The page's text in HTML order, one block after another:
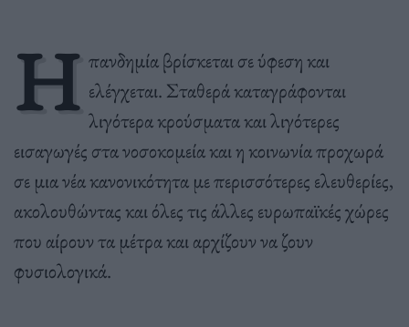
Η πανδημία βρίσκεται σε ύφεση και
ελέγχεται. Σταθερά καταγράφονται
λιγότερα κρούσματα και λιγότερες
εισαγωγές στα νοσοκομεία και η κοινωνία προχωρά
σε μια νέα κανονικότητα με περισσότερες ελευθερίες,
ακολουθώντας και όλες τις άλλες ευρωπαϊκές χώρες
που αίρουν τα μέτρα και αρχίζουν να ζουν
φυσιολογικά.